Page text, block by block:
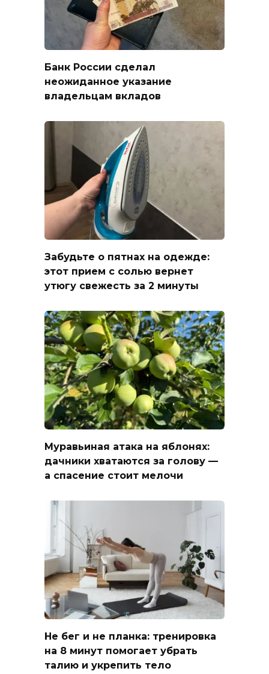
Банк России сделал
неожиданное указание
владельцам вкладов
Забудьте о пятнах на одежде:
этот прием с солью вернет
утюгу свежесть за 2 минуты
Муравьиная атака на яблонях:
дачники хватаются за голову —
а спасение стоит мелочи
Не бег и не планка: тренировка
на 8 минут помогает убрать
талию и укрепить тело